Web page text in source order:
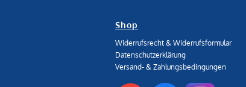
Shop
Widerrufsrecht & Widerrufsformular
Datenschutzerklärung
Versand- & Zahlungsbedingungen